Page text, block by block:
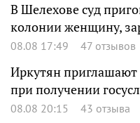
В Шелехове суд
колонии женщину,
08.08 17:49 47 отзывов
Иркутян приглашают
при получении
08.08 20:15 43 отзыва